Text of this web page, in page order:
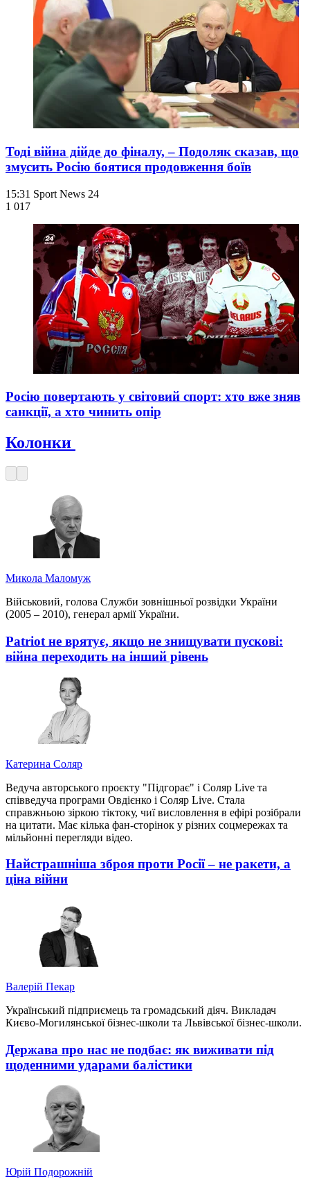
Тоді війна дійде до фіналу, – Подоляк сказав, що
змусить Росію боятися продовження боїв
15:31 Sport News 24
1 017
Росію повертають у світовий спорт: хто вже зняв
санкції, а хто чинить опір
Колонки
Микола Маломуж
Військовий, голова Служби зовнішньої розвідки України
(2005 – 2010), генерал армії України.
Patriot не врятує, якщо не знищувати пускові:
війна переходить на інший рівень
Катерина Соляр
Ведуча авторського проєкту "Підгорає" і Соляр Live та
співведуча програми Овдієнко і Соляр Live. Стала
справжньою зіркою тіктоку, чиї висловлення в ефірі розібрали
на цитати. Має кілька фан-сторінок у різних соцмережах та
мільйонні перегляди відео.
Найстрашніша зброя проти Росії – не ракети, а
ціна війни
Валерій Пекар
Український підприємець та громадський діяч. Викладач
Києво-Могилянської бізнес-школи та Львівської бізнес-школи.
Держава про нас не подбає: як виживати під
щоденними ударами балістики
Юрій Подорожній